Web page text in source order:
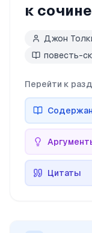
к
Джон
повесть-
Перейти к
Цитаты